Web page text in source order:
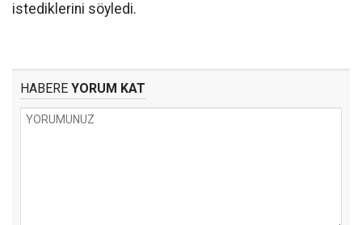
istediklerini söyledi.
HABERE YORUM KAT